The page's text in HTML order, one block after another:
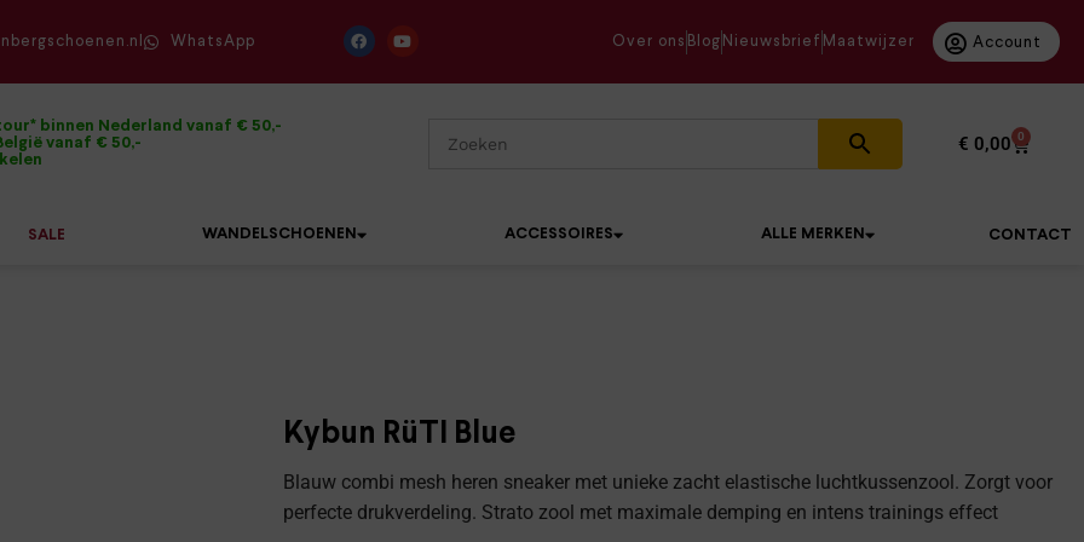
WhatsApp Over ons Blog Nieuwsbrief Maatwijzer Account
binnen Nederland vanaf € 50,-
vanaf € 50,-
€ 0,00 0
SALE WANDELSCHOENEN ACCESSOIRES ALLE MERKEN CONTACT
Kybun RüTI Blue
Blauw combi mesh heren sneaker met unieke zacht elastische luchtkussenzool. Zorgt voor
perfecte drukverdeling. Strato zool met maximale demping en intens trainings effect